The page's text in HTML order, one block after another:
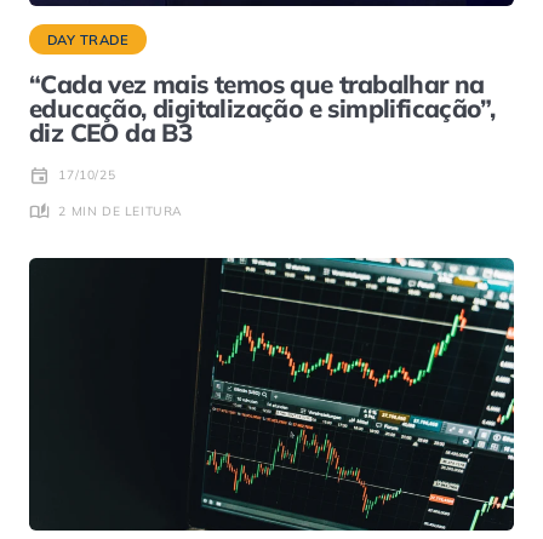
DAY TRADE
“Cada vez mais temos que trabalhar na
educação, digitalização e simplificação”,
diz CEO da B3
17/10/25
2 MIN DE LEITURA